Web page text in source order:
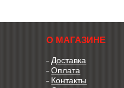
О МАГАЗИНЕ
Доставка
Оплата
Контакты